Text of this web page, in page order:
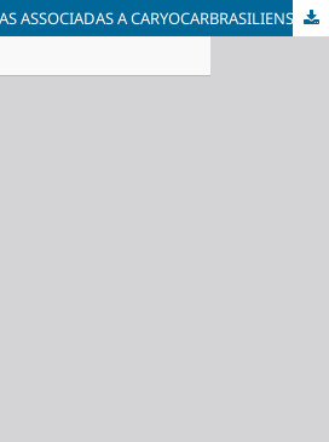
BACTÉRIAS ENDOFÍTICAS ASSOCIADAS A CARYOCARBRASILIENSE: POTENCIAIS BIOTECNOLÓGICOS E INTERAÇÕESDE CO-CULTURAS COM PATÓGENOS